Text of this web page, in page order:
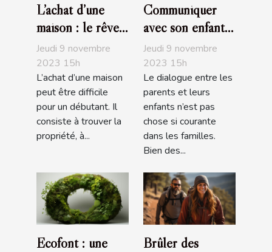
L’achat d’une
maison : le rêve
de tous
Jeudi 9 novembre
2023 15h
L’achat d’une maison
peut être difficile
pour un débutant. Il
consiste à trouver la
propriété, à...
Communiquer
avec son enfant :
comment s’y
prendre ?
Jeudi 9 novembre
2023 15h
Le dialogue entre les
parents et leurs
enfants n’est pas
chose si courante
dans les familles.
Bien des...
Ecofont : une
Brûler des